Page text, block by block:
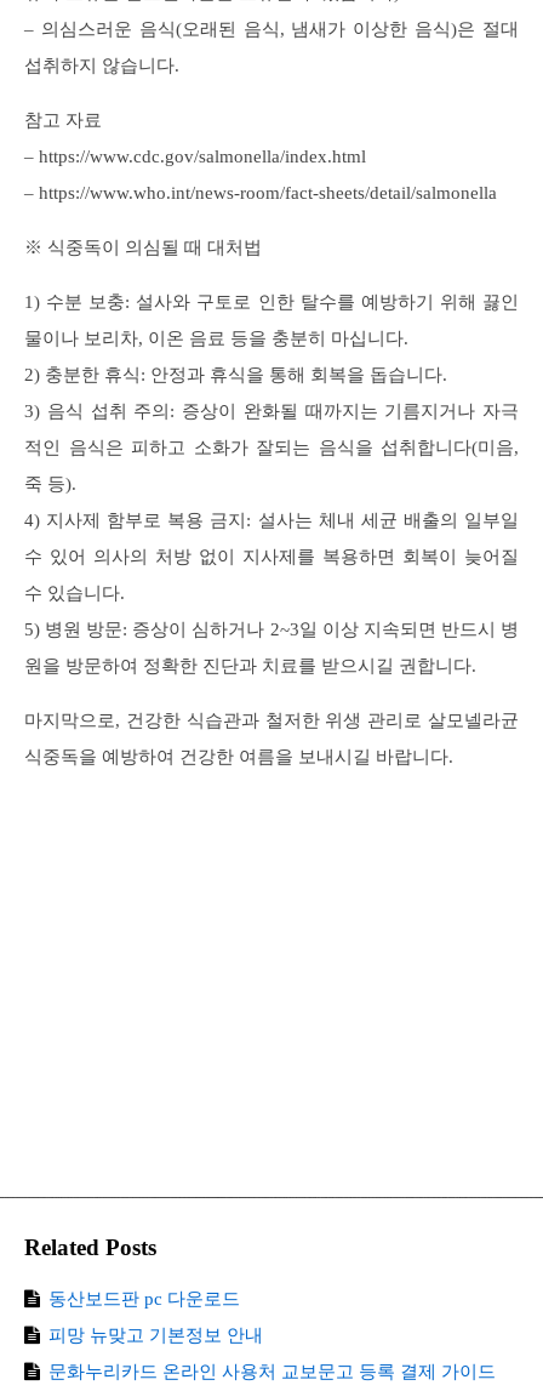
– 의심스러운 음식(오래된 음식, 냄새가 이상한 음식)은 절대
섭취하지 않습니다.
참고 자료
– https://www.cdc.gov/salmonella/index.html
– https://www.who.int/news-room/fact-sheets/detail/salmonella
※ 식중독이 의심될 때 대처법
1) 수분 보충: 설사와 구토로 인한 탈수를 예방하기 위해 끓인
물이나 보리차, 이온 음료 등을 충분히 마십니다.
2) 충분한 휴식: 안정과 휴식을 통해 회복을 돕습니다.
3) 음식 섭취 주의: 증상이 완화될 때까지는 기름지거나 자극
적인 음식은 피하고 소화가 잘되는 음식을 섭취합니다(미음,
죽 등).
4) 지사제 함부로 복용 금지: 설사는 체내 세균 배출의 일부일
수 있어 의사의 처방 없이 지사제를 복용하면 회복이 늦어질
수 있습니다.
5) 병원 방문: 증상이 심하거나 2~3일 이상 지속되면 반드시 병
원을 방문하여 정확한 진단과 치료를 받으시길 권합니다.
마지막으로, 건강한 식습관과 철저한 위생 관리로 살모넬라균
식중독을 예방하여 건강한 여름을 보내시길 바랍니다.
Related Posts
동산보드판 pc 다운로드
피망 뉴맞고 기본정보 안내
문화누리카드 온라인 사용처 교보문고 등록 결제 가이드